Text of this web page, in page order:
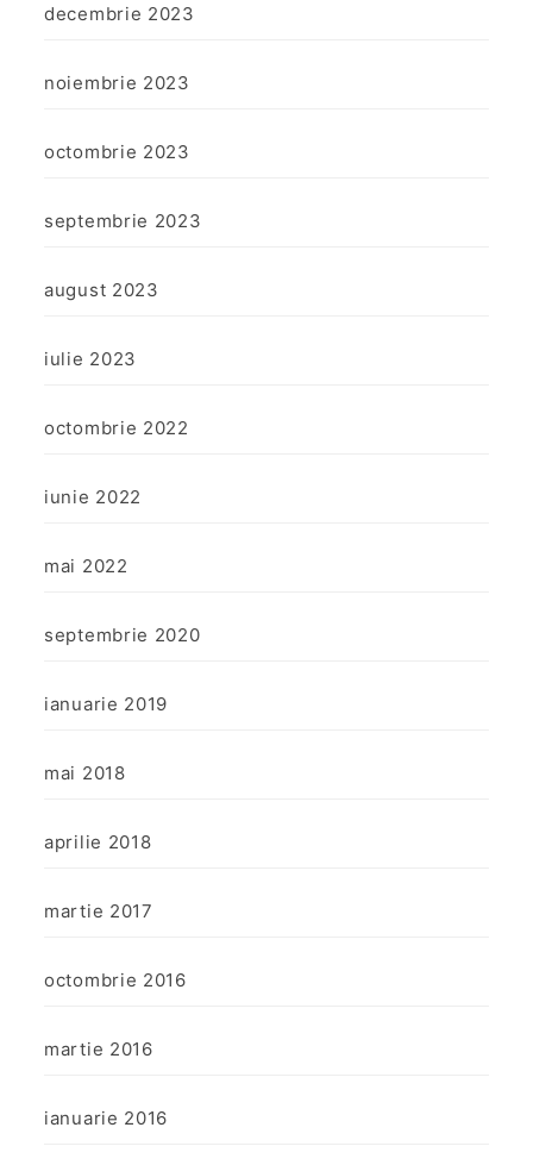
decembrie 2023
noiembrie 2023
octombrie 2023
septembrie 2023
august 2023
iulie 2023
octombrie 2022
iunie 2022
mai 2022
septembrie 2020
ianuarie 2019
mai 2018
aprilie 2018
martie 2017
octombrie 2016
martie 2016
ianuarie 2016